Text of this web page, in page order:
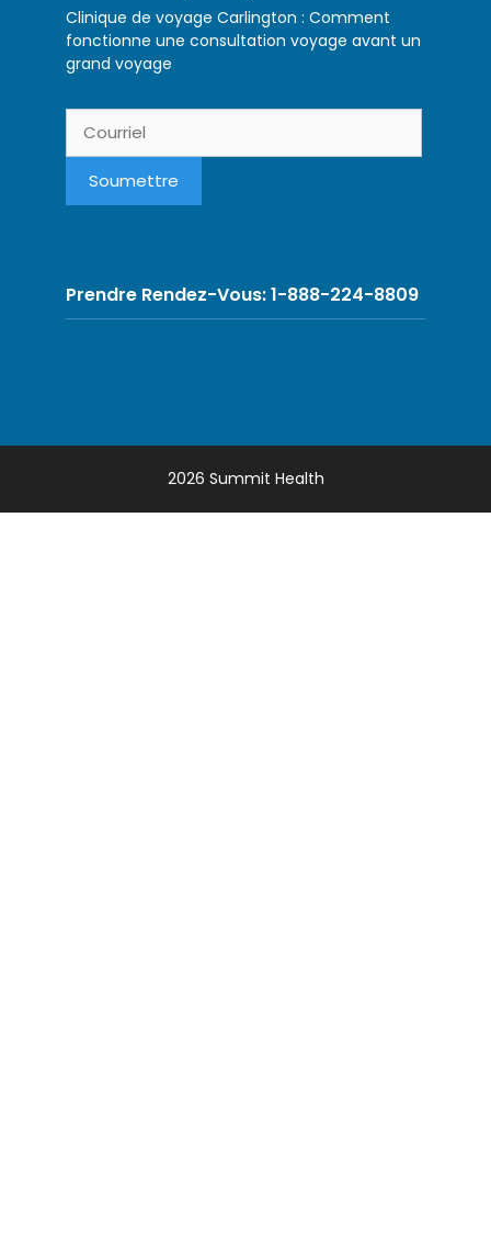
Clinique de voyage Carlington : Comment
fonctionne une consultation voyage avant un
grand voyage
Prendre Rendez-Vous: 1-888-224-8809
2026 Summit Health